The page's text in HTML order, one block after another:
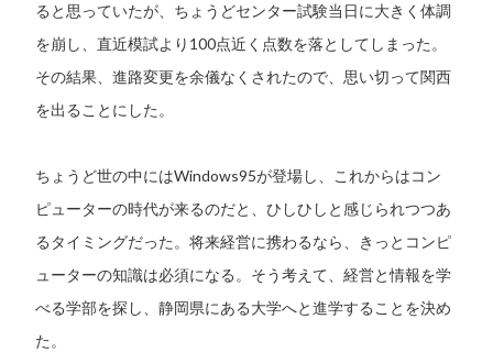
ると思っていたが、ちょうどセンター試験当日に大きく体調
を崩し、直近模試より100点近く点数を落としてしまった。
その結果、進路変更を余儀なくされたので、思い切って関西
を出ることにした。
ちょうど世の中にはWindows95が登場し、これからはコン
ピューターの時代が来るのだと、ひしひしと感じられつつあ
るタイミングだった。将来経営に携わるなら、きっとコンピ
ューターの知識は必須になる。そう考えて、経営と情報を学
べる学部を探し、静岡県にある大学へと進学することを決め
た。